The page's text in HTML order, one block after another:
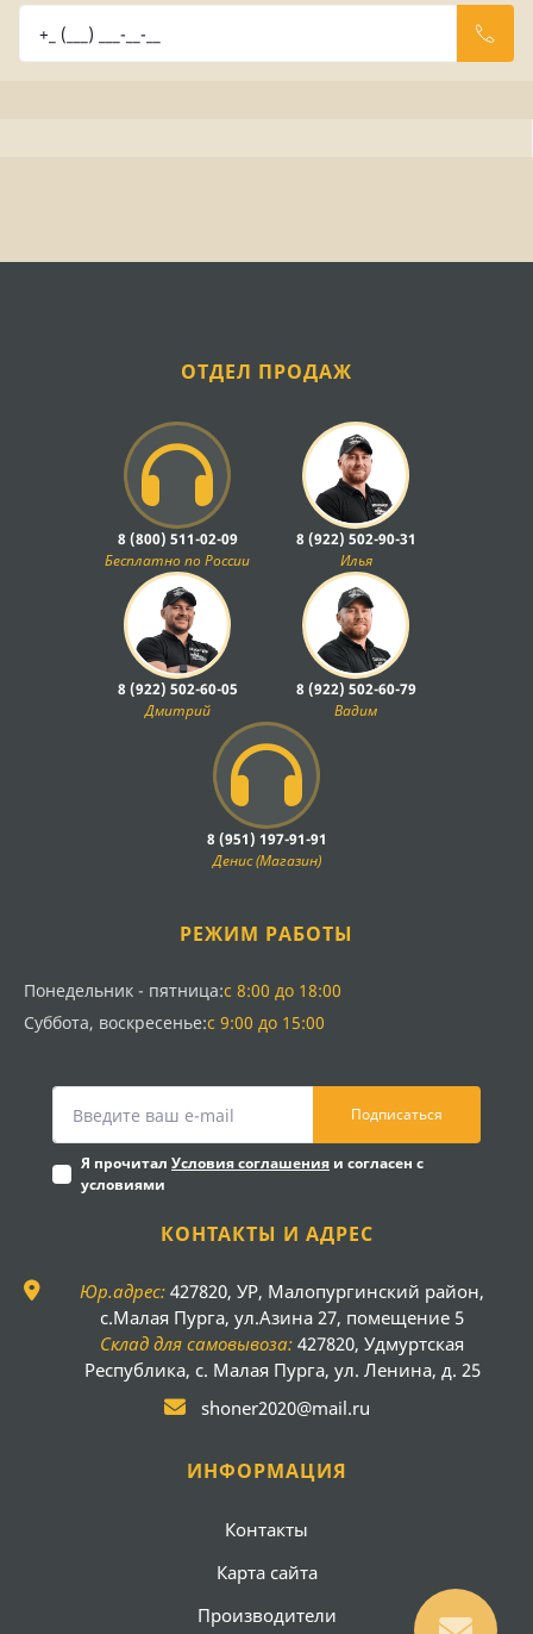
ОТДЕЛ ПРОДАЖ
8 (800) 511-02-09
Бесплатно по России
8 (922) 502-90-31
Илья
8 (922) 502-60-05
Дмитрий
8 (922) 502-60-79
Вадим
8 (951) 197-91-91
Денис (Магазин)
РЕЖИМ РАБОТЫ
Понедельник - пятница:с 8:00 до 18:00
Суббота, воскресенье:с 9:00 до 15:00
Подписаться
Я прочитал Условия соглашения и согласен с
условиями
КОНТАКТЫ И АДРЕС
Юр.адрес: 427820, УР, Малопургинский район,
с.Малая Пурга, ул.Азина 27, помещение 5
Склад для самовывоза: 427820, Удмуртская
Республика, с. Малая Пурга, ул. Ленина, д. 25
shoner2020@mail.ru
ИНФОРМАЦИЯ
Контакты
Карта сайта
Производители